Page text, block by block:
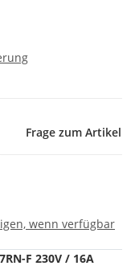
Frage zum Artikel
wenn verfügbar
F 230V / 16A